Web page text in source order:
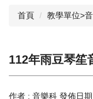
首頁 教學單位>
112年雨豆琴笙
作者 : 音樂科 發佈日